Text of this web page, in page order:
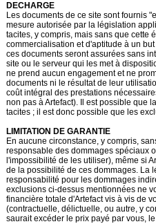
DECHARGE
Les documents de ce site sont fournis
mesure autorisée par la législation
tacites, y compris, mais sans que cette
commercialisation et d'aptitude à un
ces documents seront assurées sans
site ou le serveur qui les met à
ne prend aucun engagement et ne
documents ni le résultat de leur
coût intégral des prestations
non pas à Artefact). Il est possible que
tacites ; il est donc possible que les
LIMITATION DE GARANTIE
En aucune circonstance, y compris,
responsable des dommages spéciaux
l'impossibilité de les utiliser), même si
de la possibilité de ces dommages. La
responsabilité pour les dommages
exclusions ci-dessus mentionnées ne
financière totale d'Artefact vis à vis de
(contractuelle, délictuelle, ou autre, y
saurait excéder le prix payé par vous,